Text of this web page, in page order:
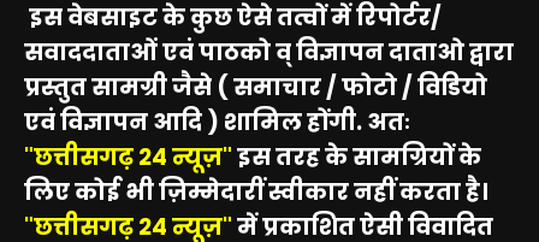
इस वेबसाइट के कुछ ऐसे तत्वों में रिपोर्टर/
सवाददाताओं एवं पाठको व् विज्ञापन दाताओ द्वारा
प्रस्तुत सामग्री जैसे ( समाचार / फोटो / विडियो
एवं विज्ञापन आदि ) शामिल होंगी. अतः
"छत्तीसगढ़ 24 न्यूज़"इस तरह के सामग्रियों के
लिए कोई भी ज़िम्मेदारीं स्वीकार नहीं करता है।
"छत्तीसगढ़ 24 न्यूज़"में प्रकाशित ऐसी विवादित